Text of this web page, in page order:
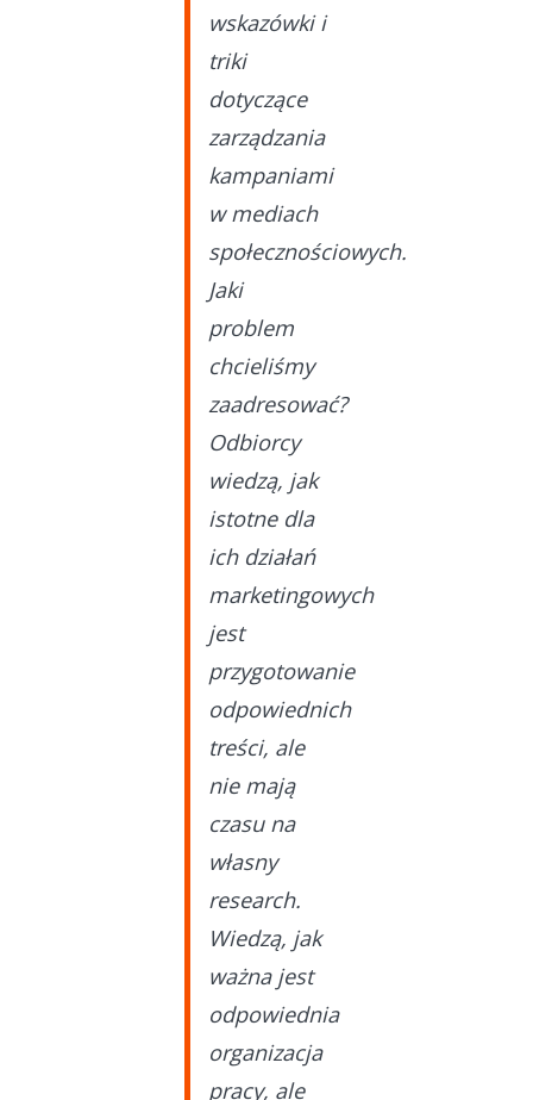
wskazówki i
triki
dotyczące
zarządzania
kampaniami
w mediach
społecznościowych.
Jaki
problem
chcieliśmy
zaadresować?
Odbiorcy
wiedzą, jak
istotne dla
ich działań
marketingowych
jest
przygotowanie
odpowiednich
treści, ale
nie mają
czasu na
własny
research.
Wiedzą, jak
ważna jest
odpowiednia
organizacja
pracy, ale